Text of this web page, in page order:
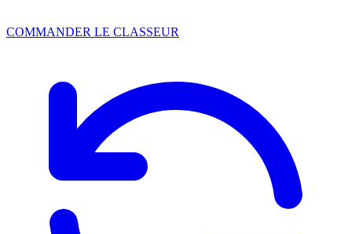
COMMANDER LE CLASSEUR